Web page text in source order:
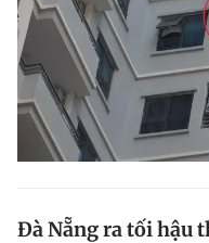
Đà Nẵng ra tối hậu